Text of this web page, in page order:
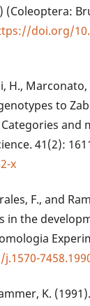
doi.org/
H.,
to
and
41(2):
x
F., and
in the
K.